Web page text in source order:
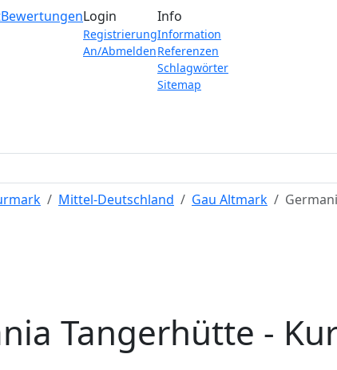
BewertungenLogin
Registrierung
An/Abmelden
Info
Information
Referenzen
Schlagwörter
Sitemap
Mittel-Deutschland Gau Altmark
Tangerhütte -